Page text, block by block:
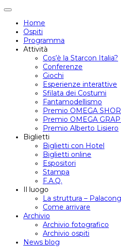
Attiva/disattiva
navigazione
Home
Ospiti
Programma
Attività
Cos’è la Starcon Italia?
Conferenze
Giochi
Esperienze interattive
Sfilata dei Costumi
Fantamodellismo
Premio OMEGA
Premio OMEGA
Premio Alberto Lisiero
Biglietti
Biglietti con Hotel
Biglietti online
Espositori
Stampa
F.A.Q.
Il luogo
La struttura –
Come arrivare
Archivio
Archivio fotografico
Archivio ospiti
News blog